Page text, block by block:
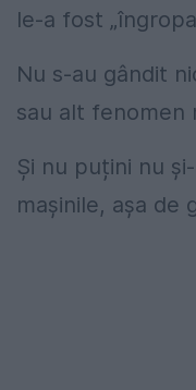
le-a fost
Nu s-au gândit
sau alt fenomen
Și nu puțini nu
mașinile, așa de